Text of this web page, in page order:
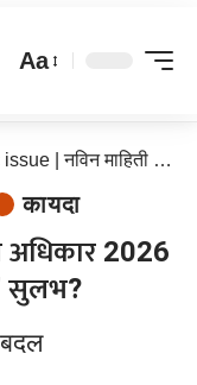
Aa
अधिकार 2026 लागू; माहिती मिळवणे ‘अधिक’ सुलभ?
कायदा
अधिकार 2026
सुलभ?